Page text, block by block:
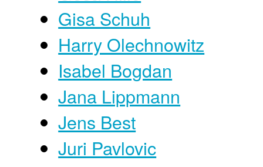
Gisa Schuh
Harry Olechnowitz
Isabel Bogdan
Jana Lippmann
Jens Best
Juri Pavlovic